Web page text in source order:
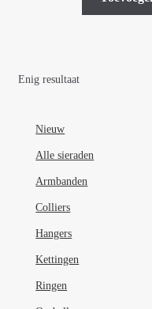
Enig resultaat
Nieuw
Alle sieraden
Armbanden
Colliers
Hangers
Kettingen
Ringen